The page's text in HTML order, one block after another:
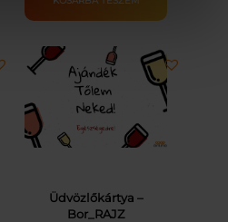
Üdvözlőkártya –
Bor_RAJZ